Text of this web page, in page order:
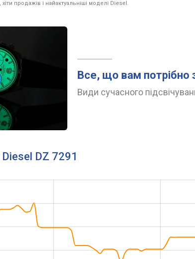
продажів і найактуальніші моделі Diesel.
Все, що вам потрібно
Види сучасного
DZ 7291